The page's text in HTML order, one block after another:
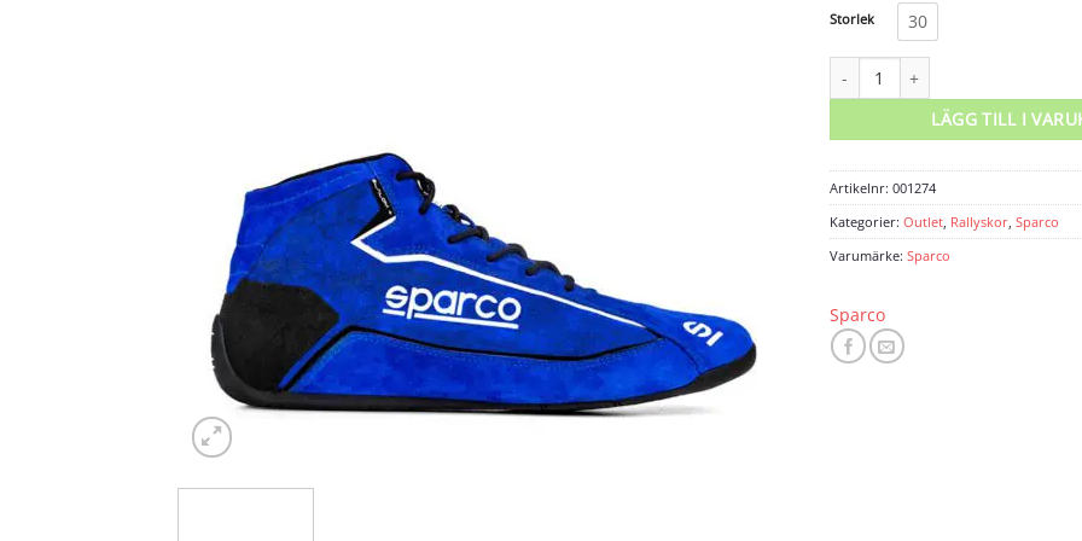
Storlek 30
LÄGG TILL I
Artikelnr: 001274
Kategorier: Outlet, Rallyskor, Sparco
Varumärke: Sparco
Sparco